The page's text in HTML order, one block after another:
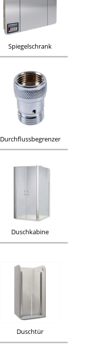
Spiegelschrank
Durchflussbegrenzer
Duschkabine
Duschtür